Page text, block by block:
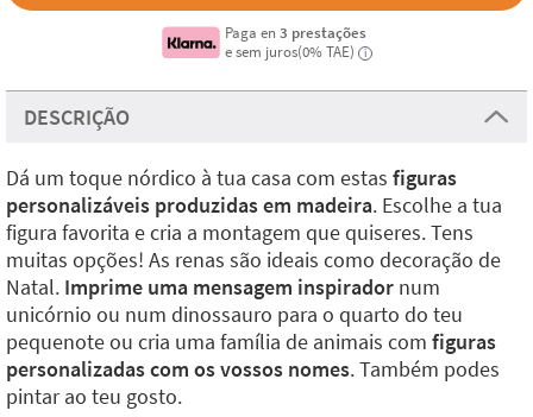
Paga en3 prestações
e sem juros(0% TAE)
i
DESCRIÇÃO
Dá um toque nórdico à tua casa com estas figuras
personalizáveis produzidas em madeira. Escolhe a tua
figura favorita e cria a montagem que quiseres. Tens
muitas opções! As renas são ideais como decoração de
Natal. Imprime uma mensagem inspirador num
unicórnio ou num dinossauro para o quarto do teu
pequenote ou cria uma família de animais com figuras
personalizadas com os vossos nomes. Também podes
pintar ao teu gosto.